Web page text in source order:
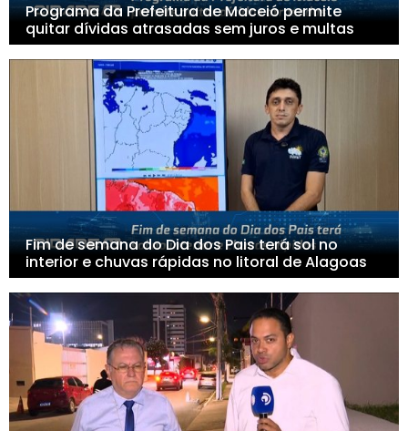
Programa da Prefeitura de Maceió permite
quitar dívidas atrasadas sem juros e multas
Fim de semana do Dia dos Pais terá sol no
interior e chuvas rápidas no litoral de Alagoas